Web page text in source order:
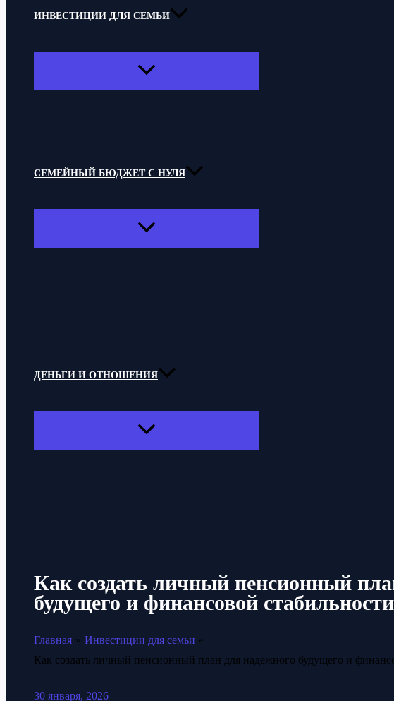
ИНВЕСТИЦИИ ДЛЯ СЕМЬИ
ПЕРЕКЛЮЧАТЕЛЬ
СЕМЕЙНЫЙ БЮДЖЕТ С НУЛЯ
ПЕРЕКЛЮЧАТЕЛЬ
ДЕНЬГИ И ОТНОШЕНИЯ
ПЕРЕКЛЮЧАТЕЛЬ
Как создать личный пенсионный
будущего и финансовой стабильности
Главная
Инвестиции для семьи
Как создать личный пенсионный план для надежного будущего и
30 января, 2026